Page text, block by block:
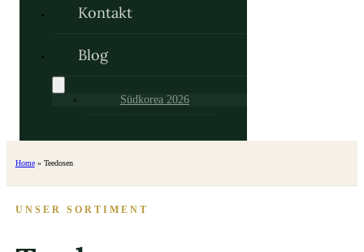
Kontakt
Blog
Südkorea 2026
Home» Teedosen
UNSER SORTIMENT